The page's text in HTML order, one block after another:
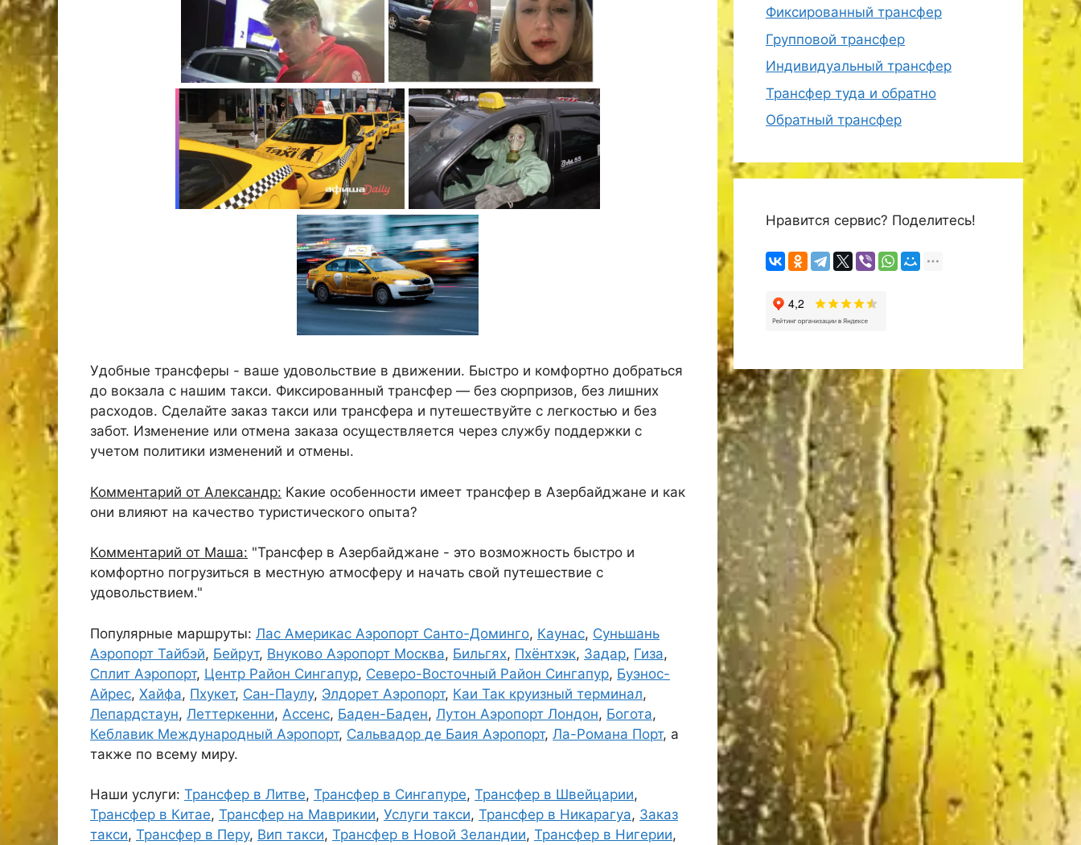
Удобные трансферы - ваше удовольствие в движении. Быстро и комфортно добраться
до вокзала с нашим такси. Фиксированный трансфер — без сюрпризов, без лишних
расходов. Сделайте заказ такси или трансфера и путешествуйте с легкостью и без
забот. Изменение или отмена заказа осуществляется через службу поддержки с
учетом политики изменений и отмены.
Комментарий от Александр: Какие особенности имеет трансфер в Азербайджане и как
они влияют на качество туристического опыта?
Комментарий от Маша: "Трансфер в Азербайджане - это возможность быстро и
комфортно погрузиться в местную атмосферу и начать свой путешествие с
удовольствием."
Популярные маршруты: Лас Америкас Аэропорт Санто-Доминго, Каунас, Суньшань
Аэропорт Тайбэй, Бейрут, Внуково Аэропорт Москва, Бильгях, Пхёнтхэк, Задар, Гиза,
Сплит Аэропорт, Центр Район Сингапур, Северо-Восточный Район Сингапур, Буэнос-
Айрес, Хайфа, Пхукет, Сан-Паулу, Элдорет Аэропорт, Каи Так круизный терминал,
Лепардстаун, Леттеркенни, Ассенс, Баден-Баден, Лутон Аэропорт Лондон, Богота,
Кеблавик Международный Аэропорт, Сальвадор де Баия Аэропорт, Ла-Романа Порт, а
также по всему миру.
Наши услуги: Трансфер в Литве, Трансфер в Сингапуре, Трансфер в Швейцарии,
Трансфер в Китае, Трансфер на Маврикии, Услуги такси, Трансфер в Никарагуа, Заказ
такси, Трансфер в Перу, Вип такси, Трансфер в Новой Зеландии, Трансфер в Нигерии,
Фиксированный трансфер
Групповой трансфер
Индивидуальный трансфер
Трансфер туда и обратно
Обратный трансфер
Нравится сервис? Поделитесь!